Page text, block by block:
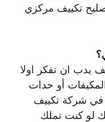
تكييف مركزي
يدب ان تفكر اولا
أو حدات
في شركة تكييف
لو كنت تملك